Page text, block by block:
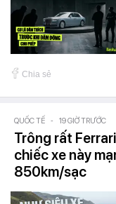
Chia sẻ
QUỐC TẾ - 19 GIỜ TRƯỚC
Trông rất
chiếc xe này
850km/sạc